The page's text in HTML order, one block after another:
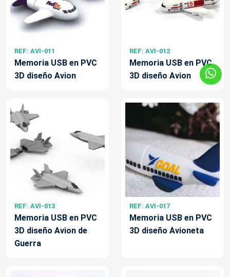
REF: AVI-011
Memoria USB en PVC
3D diseño Avion
REF: AVI-012
Memoria USB en PVC
3D diseño Avion
REF: AVI-013
Memoria USB en PVC
3D diseño Avion de
Guerra
REF: AVI-017
Memoria USB en PVC
3D diseño Avioneta